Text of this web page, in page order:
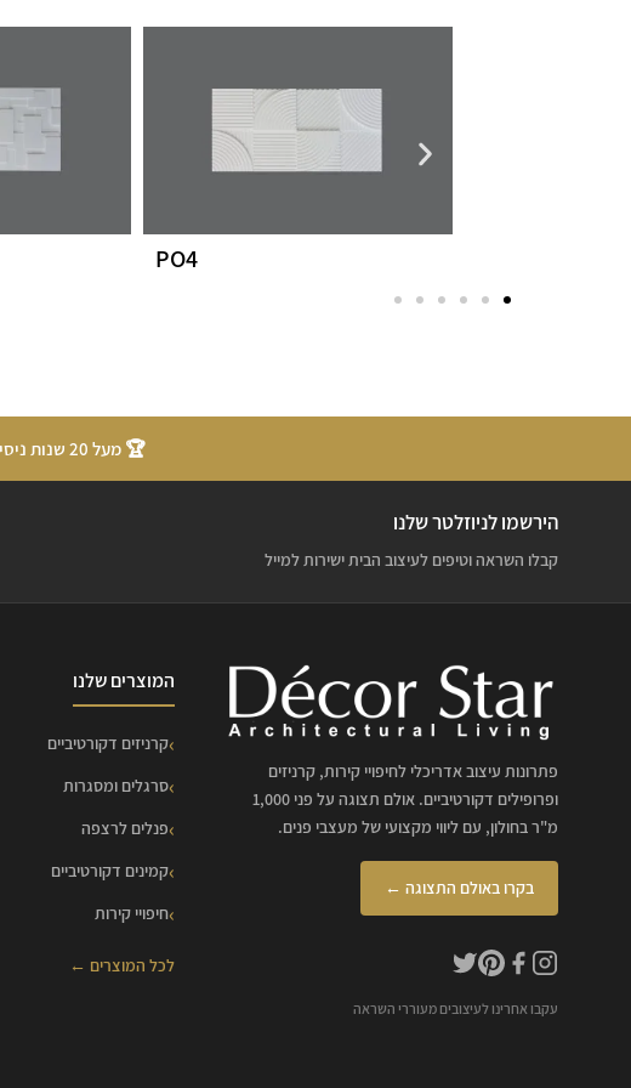
PO4
🏆 מעל 20 שנות ניסיון
הירשמו לניוזלטר שלנו
קבלו השראה וטיפים לעיצוב הבית ישירות למייל
פתרונות עיצוב אדריכלי לחיפויי קירות, קרניזים
ופרופילים דקורטיביים. אולם תצוגה על פני 1,000
מ"ר בחולון, עם ליווי מקצועי של מעצבי פנים.
בקרו באולם התצוגה ←
עקבו אחרינו לעיצובים מעוררי השראה
המוצרים שלנו
קרניזים דקורטיביים
סרגלים ומסגרות
פנלים לרצפה
קמינים דקורטיביים
חיפויי קירות
לכל המוצרים ←